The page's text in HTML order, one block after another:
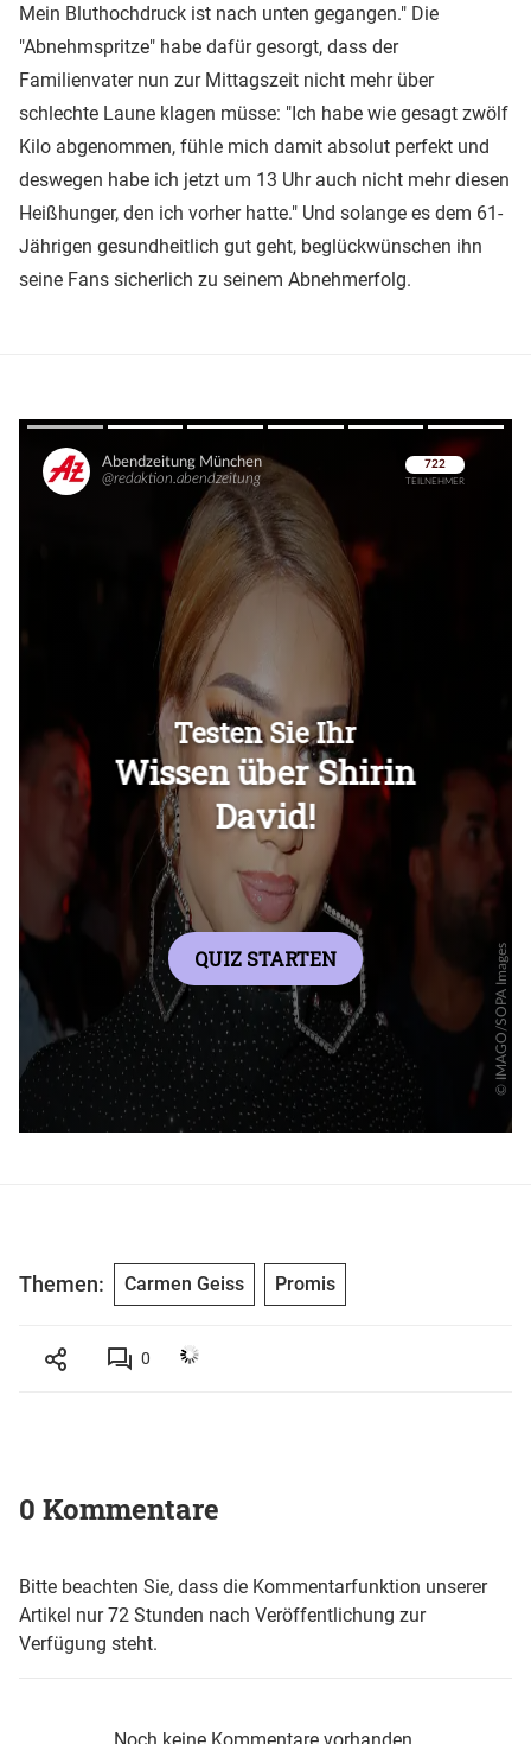
Mein Bluthochdruck ist nach unten gegangen." Die
"Abnehmspritze" habe dafür gesorgt, dass der
Familienvater nun zur Mittagszeit nicht mehr über
schlechte Laune klagen müsse: "Ich habe wie gesagt zwölf
Kilo abgenommen, fühle mich damit absolut perfekt und
deswegen habe ich jetzt um 13 Uhr auch nicht mehr diesen
Heißhunger, den ich vorher hatte." Und solange es dem 61-
Jährigen gesundheitlich gut geht, beglückwünschen ihn
seine Fans sicherlich zu seinem Abnehmerfolg.
Überspringen
Überspringen
Themen: Carmen Geiss Promis
0
0 Kommentare
Bitte beachten Sie, dass die Kommentarfunktion unserer
Artikel nur 72 Stunden nach Veröffentlichung zur
Verfügung steht.